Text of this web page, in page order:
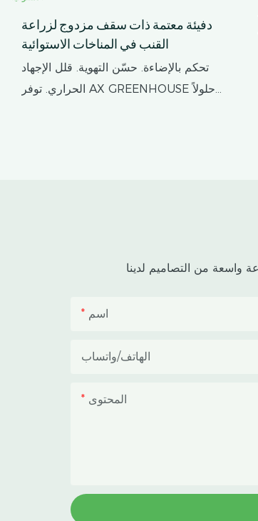
دفيئة معتمة ذات سقف مزدوج لزراعة
القنب في المناخات الاستوائية
تحكم بالإضاءة. حسّن التهوية. قلل الإجهاد
الحراري. توفر AX GREENHOUSE حلولاً
اسم
الهاتف/واتساب
المحتوى